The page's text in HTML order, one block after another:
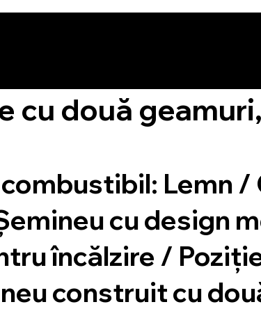
Lemn
cu design
încălzire /
construit cu
cu două